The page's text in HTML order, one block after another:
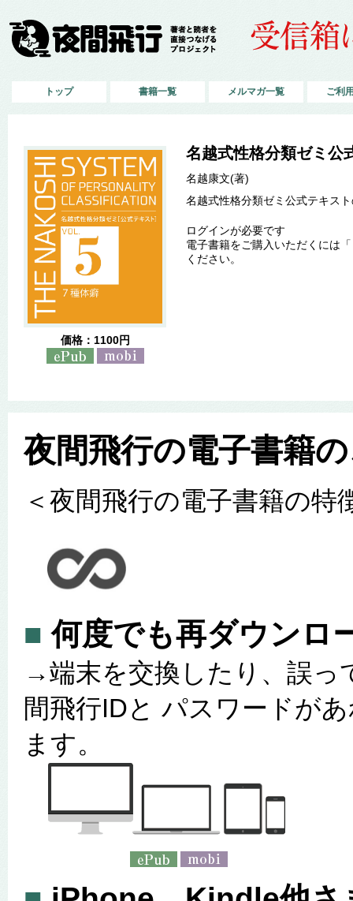
トップ 書籍一覧 メルマガ一覧 ご利
価格：1100円
名越式性格分類ゼミ
名越康文(著)
名越式性格分類ゼミ公式テキ
ログインが必要です
電子書籍をご購入いただくには
ください。
夜間飛行の電子書籍
＜夜間飛行の電子書籍の特
■ 何度でも再ダウンロ
→端末を交換したり、誤っ
間飛行IDと パスワードが
ます。